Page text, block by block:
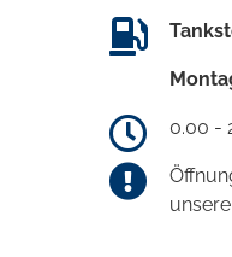
0.00 -